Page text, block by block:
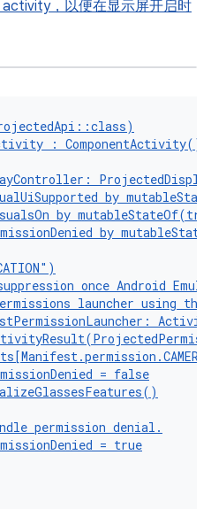
，以便在显示屏开启时
::class)
: ComponentActivity()
:
by
by mutableStateOf(
by
)
once Android
launcher using the
:
(
[Manifest.permission .CAMERA
= false
()
permission denial.
= true